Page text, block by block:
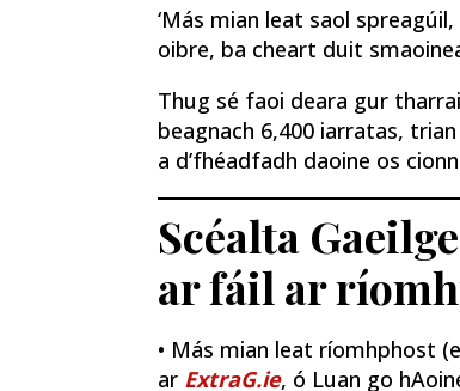
‘Más mian leat saol
oibre, ba cheart duit
Thug sé faoi deara gur
beagnach 6,400 iarratas,
a d’fhéadfadh daoine os
Scéalta
ar fáil ar
• Más mian leat ríomhphost
ar ExtraG.ie, ó Luan go